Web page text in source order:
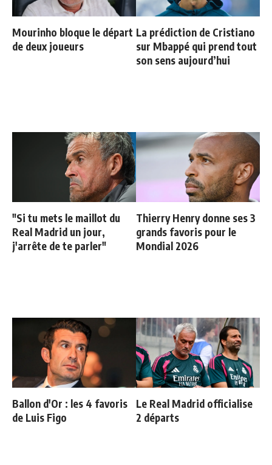
Mourinho bloque le départ
de deux joueurs
La prédiction de Cristiano
sur Mbappé qui prend tout
son sens aujourd’hui
"Si tu mets le maillot du
Real Madrid un jour,
j'arrête de te parler"
Thierry Henry donne ses 3
grands favoris pour le
Mondial 2026
Ballon d'Or : les 4 favoris
de Luis Figo
Le Real Madrid officialise
2 départs